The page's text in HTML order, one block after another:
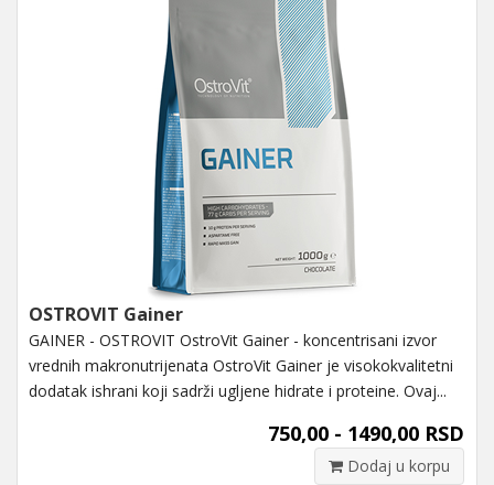
OSTROVIT Gainer
GAINER - OSTROVIT OstroVit Gainer - koncentrisani izvor
vrednih makronutrijenata OstroVit Gainer je visokokvalitetni
dodatak ishrani koji sadrži ugljene hidrate i proteine. Ovaj...
750,00 - 1490,00 RSD
Dodaj u korpu